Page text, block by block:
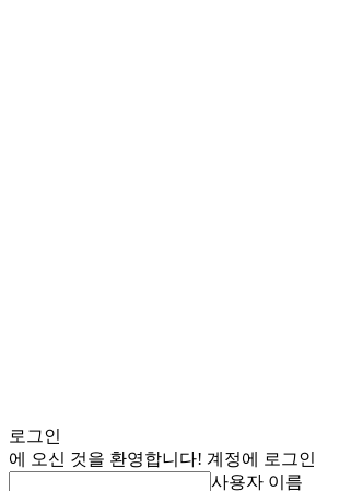
로그인
에 오신 것을 환영합니다! 계정에 로그인
사용자 이름